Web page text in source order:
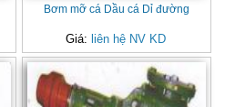
Bơm mỡ cá Dầu cá Dỉ đường
Giá: liên hệ NV KD